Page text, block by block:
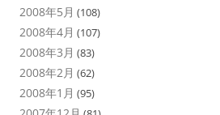
2008年5月 (108)
2008年4月 (107)
2008年3月 (83)
2008年2月 (62)
2008年1月 (95)